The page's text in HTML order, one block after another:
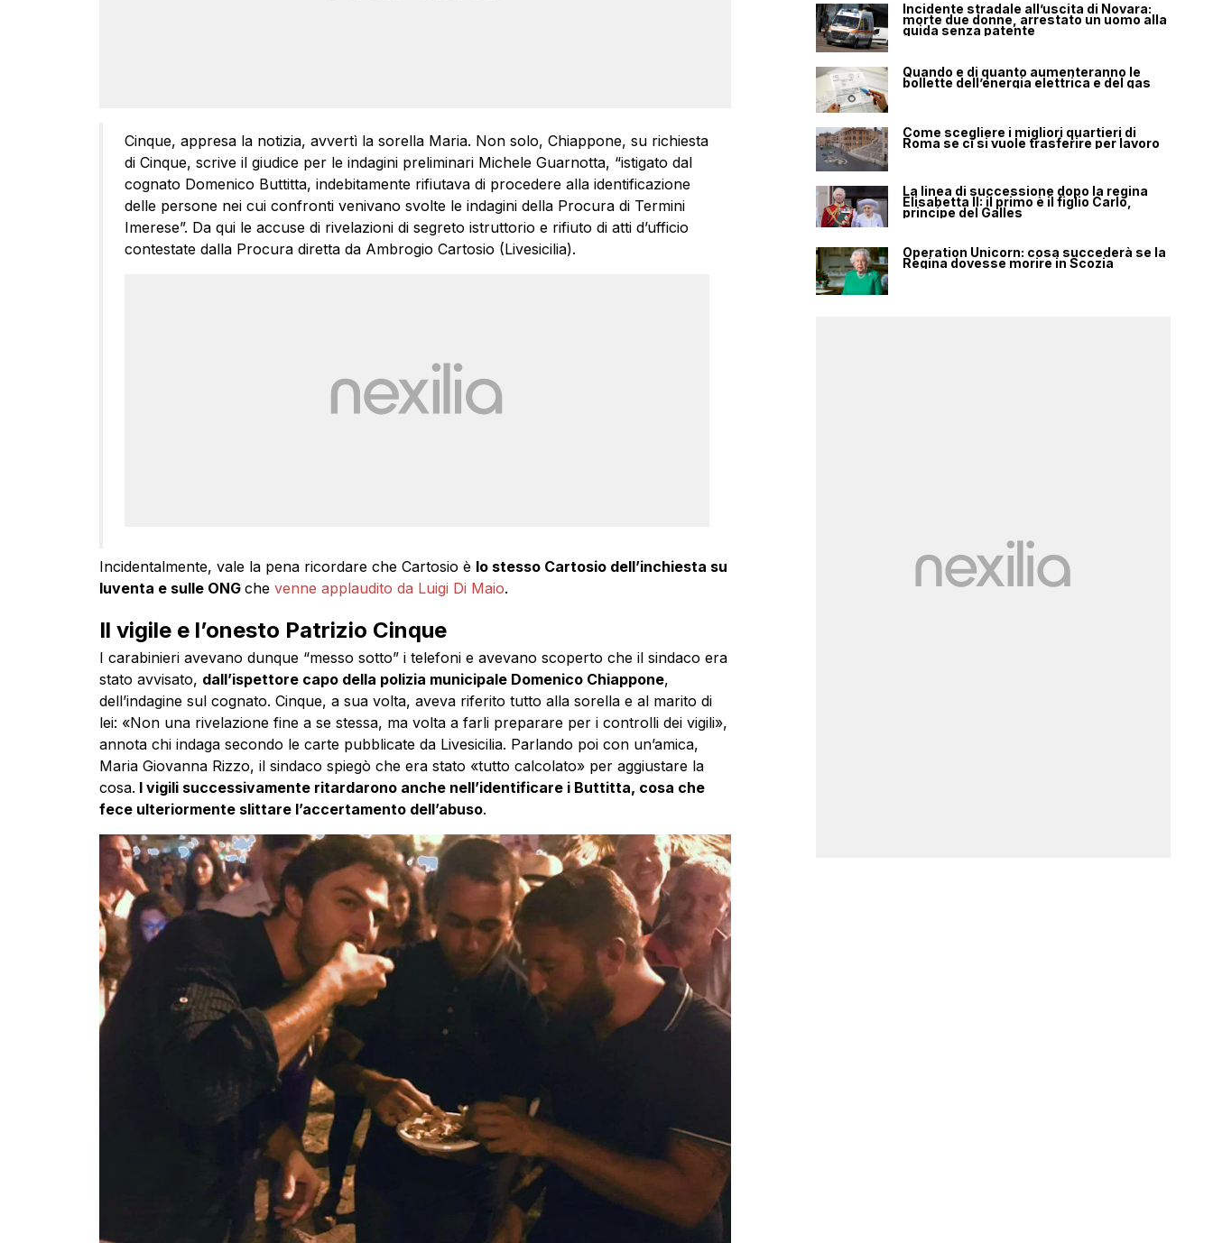
Cinque, appresa la notizia, avvertì la sorella Maria. Non solo, Chiappone, su richiesta
di Cinque, scrive il giudice per le indagini preliminari Michele Guarnotta, “istigato dal
cognato Domenico Buttitta, indebitamente rifiutava di procedere alla identificazione
delle persone nei cui confronti venivano svolte le indagini della Procura di Termini
Imerese”. Da qui le accuse di rivelazioni di segreto istruttorio e rifiuto di atti d’ufficio
contestate dalla Procura diretta da Ambrogio Cartosio (Livesicilia).
Incidentalmente, vale la pena ricordare che Cartosio è lo stesso Cartosio dell’inchiesta su
Iuventa e sulle ONG che venne applaudito da Luigi Di Maio.
Il vigile e l’onesto Patrizio Cinque
I carabinieri avevano dunque “messo sotto” i telefoni e avevano scoperto che il sindaco era
stato avvisato, dall’ispettore capo della polizia municipale Domenico Chiappone,
dell’indagine sul cognato. Cinque, a sua volta, aveva riferito tutto alla sorella e al marito di
lei: «Non una rivelazione fine a se stessa, ma volta a farli preparare per i controlli dei vigili»,
annota chi indaga secondo le carte pubblicate da Livesicilia. Parlando poi con un’amica,
Maria Giovanna Rizzo, il sindaco spiegò che era stato «tutto calcolato» per aggiustare la
cosa. I vigili successivamente ritardarono anche nell’identificare i Buttitta, cosa che
fece ulteriormente slittare l’accertamento dell’abuso.
Incidente stradale all’uscita di Novara:
morte due donne, arrestato un uomo alla
guida senza patente
Quando e di quanto aumenteranno le
bollette dell’energia elettrica e del gas
Come scegliere i migliori quartieri di
Roma se ci si vuole trasferire per lavoro
La linea di successione dopo la regina
Elisabetta II: il primo è il figlio Carlo,
principe del Galles
Operation Unicorn: cosa succederà se la
Regina dovesse morire in Scozia